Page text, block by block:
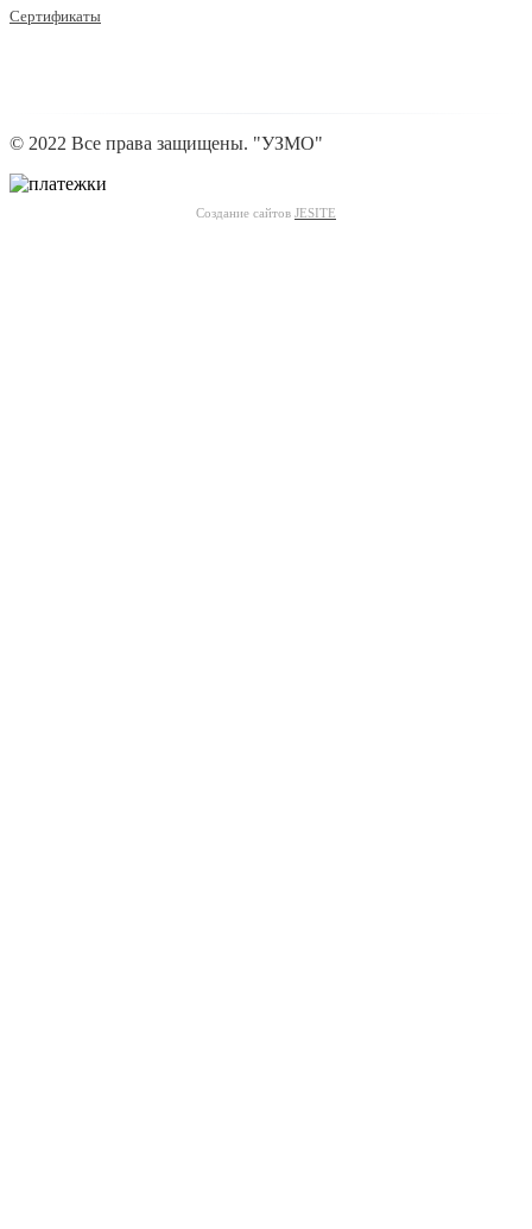
Сертификаты
© 2022 Все права защищены. "УЗМО"
Создание сайтов JESITE